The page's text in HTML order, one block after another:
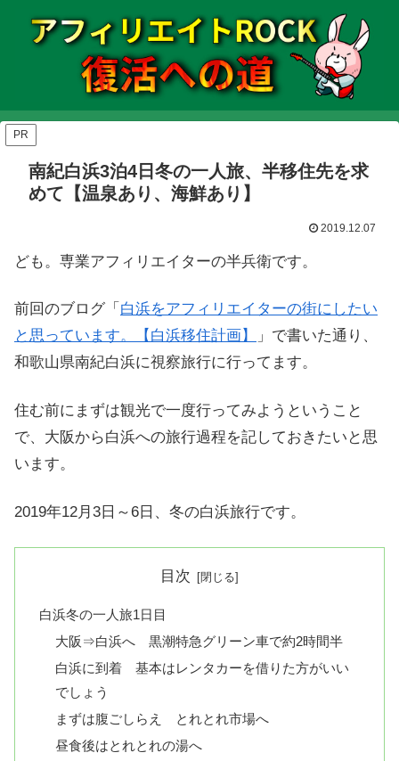
PR
南紀白浜3泊4日冬の一人旅、半移住先を求
めて【温泉あり、海鮮あり】
2019.12.07
ども。専業アフィリエイターの半兵衛です。
前回のブログ「 白浜をアフィリエイターの街にしたい
と思っています。【白浜移住計画】
」で書いた通り、
和歌山県南紀白浜に視察旅行に行ってます。
住む前にまずは観光で一度行ってみようということ
で、大阪から白浜への旅行過程を記しておきたいと思
います。
2019年12月3日～6日、冬の白浜旅行です。
目次
白浜冬の一人旅1日目
大阪⇒白浜へ 黒潮特急グリーン車で約2時間半
白浜に到着 基本はレンタカーを借りた方がいい
でしょう
まずは腹ごしらえ とれとれ市場へ
昼食後はとれとれの湯へ